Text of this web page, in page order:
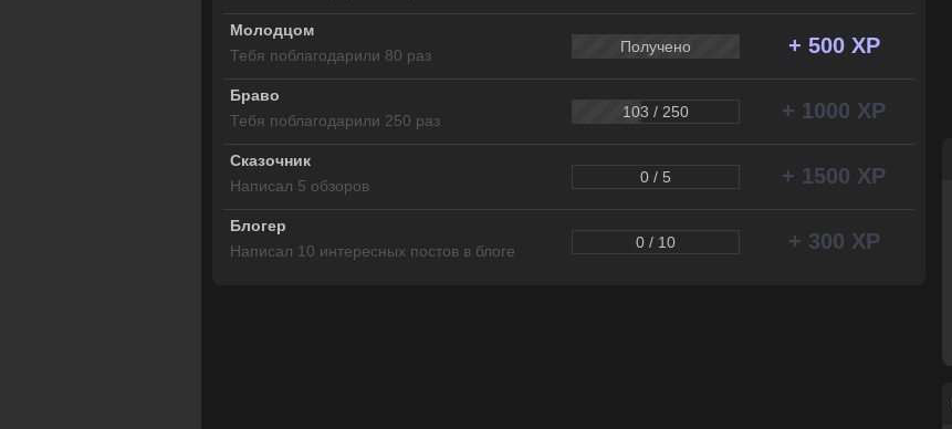
Молодцом
Тебя поблагодарили 80 раз
Получено + 500 XP
Браво
Тебя поблагодарили 250 раз
103 / 250 + 1000 XP
Сказочник
Написал 5 обзоров
0 / 5 + 1500 XP
Блогер
Написал 10 интересных постов в блоге
0 / 10 + 300 XP